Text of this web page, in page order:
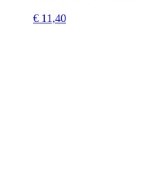
€ 11,40